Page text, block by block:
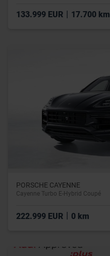
133.999 EUR | 17.700 km
PORSCHE CAYENNE
Cayenne Turbo E-Hybrid Coupé
222.999 EUR 0 km